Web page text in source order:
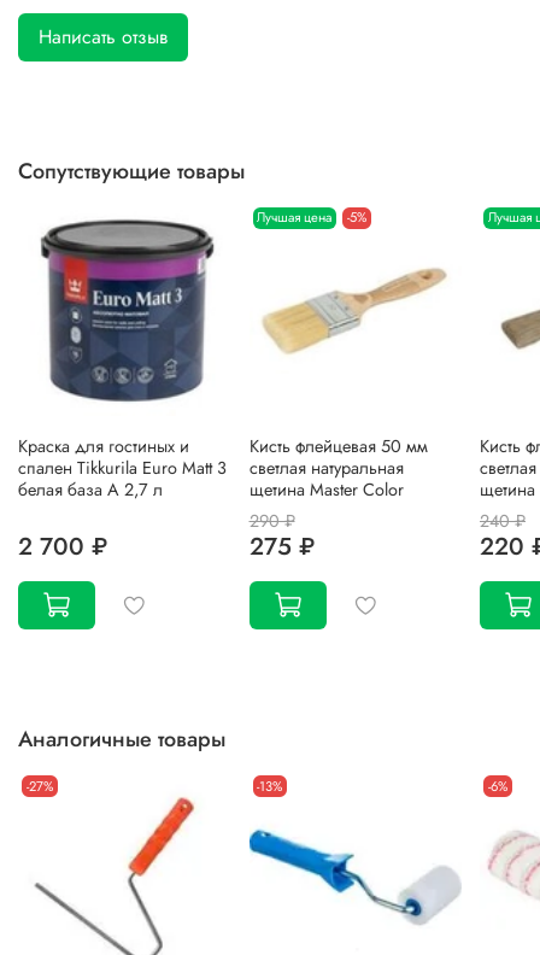
Написать отзыв
Сопутствующие товары
Краска для гостиных и
спален Tikkurila Euro Matt 3
белая база А 2,7 л
2 700 ₽
Лучшая цена -5%
Кисть флейцевая 50 мм
светлая натуральная
щетина Master Color
290 ₽
275 ₽
Лучшая
Кисть
240 ₽
220
Аналогичные товары
-27% -13% -6%